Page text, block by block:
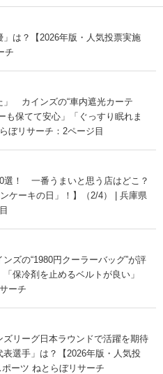
は？【2026年版・人気投票実施
チ
」 カインズの“車内遮光カーテ
保てて安心」「ぐっすり眠れま
ぼリサーチ：2ページ目
選！ 一番うまいと思う店はどこ？
ケーキの日」！】（2/4） | 兵庫県
ズの“1980円クーラーバッグ”が評
保冷剤を止めるベルトが良い」
ーチ
ズリーグ日本ラウンドで活躍を期待
選手」は？【2026年版・人気投
ーツ ねとらぼリサーチ